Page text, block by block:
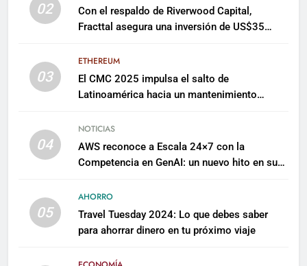
02
Con el respaldo de Riverwood Capital,
Fracttal asegura una inversión de US$35
03
ETHEREUM
El CMC 2025 impulsa el salto de
Latinoamérica hacia un mantenimiento
04
NOTICIAS
AWS reconoce a Escala 24×7 con la
Competencia en GenAI: un nuevo hito en su
05
AHORRO
Travel Tuesday 2024: Lo que debes saber
para ahorrar dinero en tu próximo viaje